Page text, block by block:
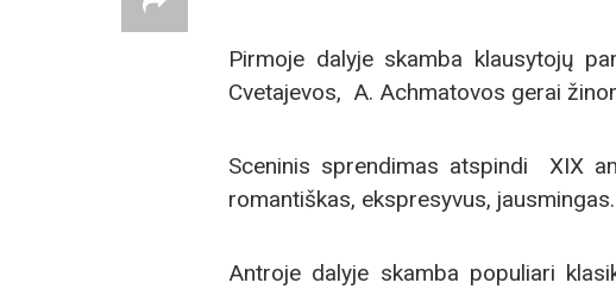
Pirmoje dalyje skamba klausytojų
Cvetajevos, A. Achmatovos gerai
Sceninis sprendimas atspindi XIX
romantiškas, ekspresyvus,
Antroje dalyje skamba populiari